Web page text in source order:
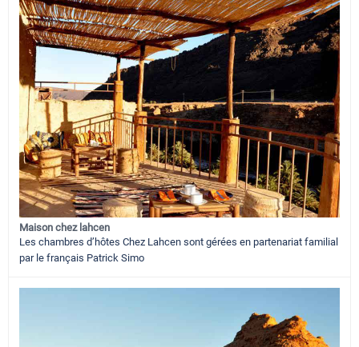
Maison chez lahcen
Les chambres d’hôtes Chez Lahcen sont gérées en partenariat familial
par le français Patrick Simo